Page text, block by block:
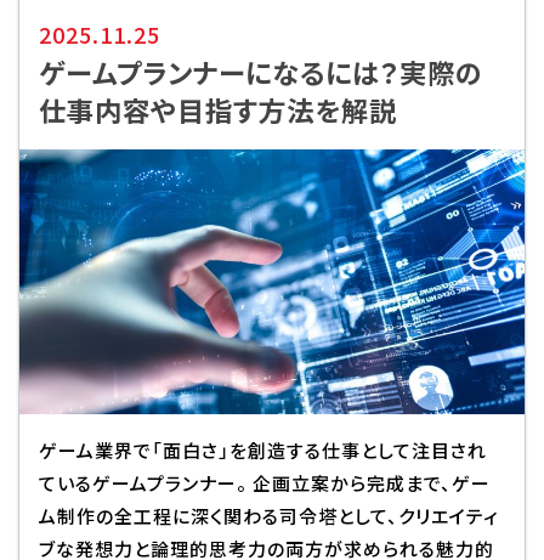
業界ナビ
新着情報
Q&A・お問い合わせ
大学・社会人の方へ
高校3年生の方へ
高校1・2年生の方へ
中学生の方へ
保護者の方へ
企業の方へ
留学生の方へ
2025.11.25
ゲームプランナーになるには？実際の
仕事内容や目指す方法を解説
ゲーム業界で「面白さ」を創造する仕事として注目され
ているゲームプランナー。 企画立案から完成まで、ゲー
ム制作の全工程に深く関わる司令塔として、クリエイティ
ブな発想力と論理的思考力の両方が求められる魅力的